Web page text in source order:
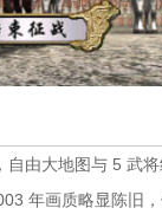
由大地图与 5 武
年画质略显陈旧